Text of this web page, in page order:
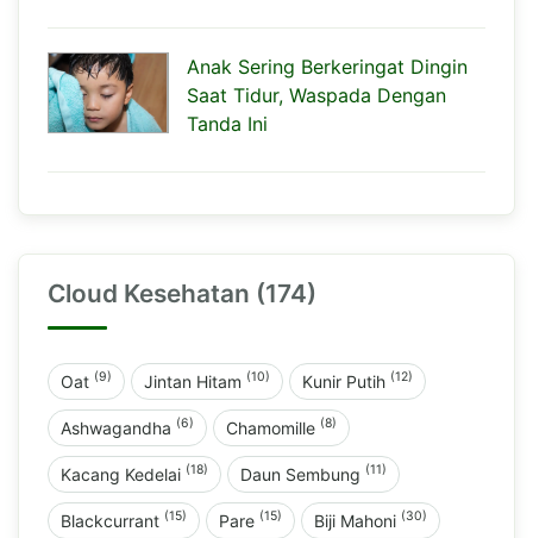
Anak Sering Berkeringat Dingin
Saat Tidur, Waspada Dengan
Tanda Ini
Cloud Kesehatan (174)
Oat (9) Jintan Hitam (10) Kunir Putih (12)
Ashwagandha (6) Chamomille (8)
Kacang Kedelai (18) Daun Sembung (11)
Blackcurrant (15) Pare (15) Biji Mahoni (30)